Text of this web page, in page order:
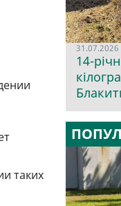
таких
31.07.2026
14-